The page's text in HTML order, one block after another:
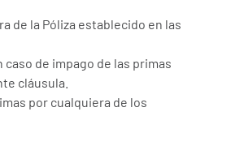
de la Póliza establecido en las
caso de impago de las primas
cláusula.
por cualquiera de los